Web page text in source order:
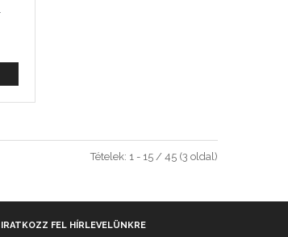
Tételek: 1 - 15 / 45 (3 oldal)
IRATKOZZ FEL HÍRLEVELÜNKRE